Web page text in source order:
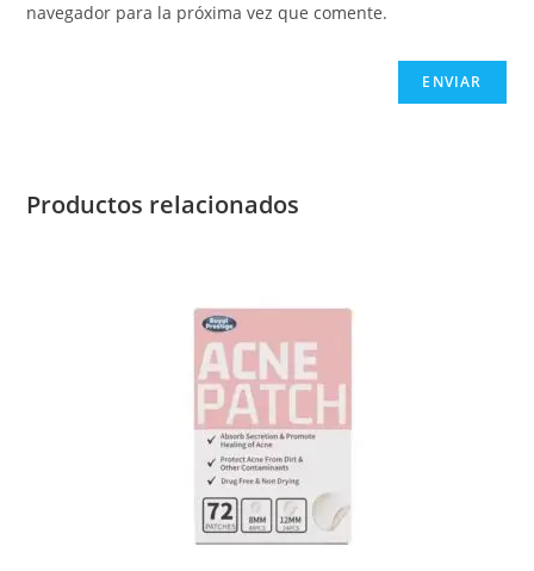
navegador para la próxima vez que comente.
Productos relacionados